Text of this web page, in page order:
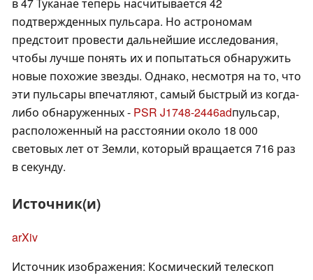
в 47 Туканае теперь насчитывается 42
подтвержденных пульсара. Но астрономам
предстоит провести дальнейшие исследования,
чтобы лучше понять их и попытаться обнаружить
новые похожие звезды. Однако, несмотря на то, что
эти пульсары впечатляют, самый быстрый из когда-
либо обнаруженных - PSR J1748-2446adпульсар,
расположенный на расстоянии около 18 000
световых лет от Земли, который вращается 716 раз
в секунду.
Источник(и)
arXiv
Источник изображения: Космический телескоп